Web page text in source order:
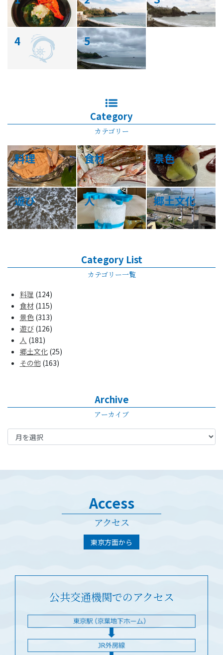
4 5
Category
カテゴリー
料理 食材 景色
遊び 人 郷土文化
Category List
カテゴリー一覧
料理 (124)
食材(115)
景色(313)
遊び(126)
人 (181)
郷土文化(25)
その他(163)
Archive
アーカイブ
Access
アクセス
東京方面から
公共交通機関でのアクセス